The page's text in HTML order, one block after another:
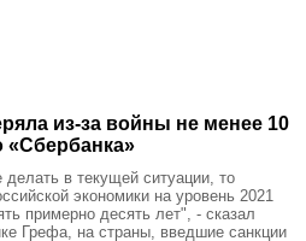
из-за войны не менее 10
«Сбербанка»
делать в текущей ситуации, то
экономики на уровень 2021
примерно десять лет", - сказал
Грефа, на страны, введшие санкции